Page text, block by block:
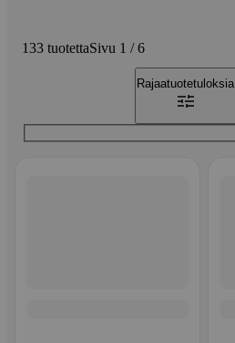
133 tuotettaSivu 1 / 6
Rajaatuotetuloksia